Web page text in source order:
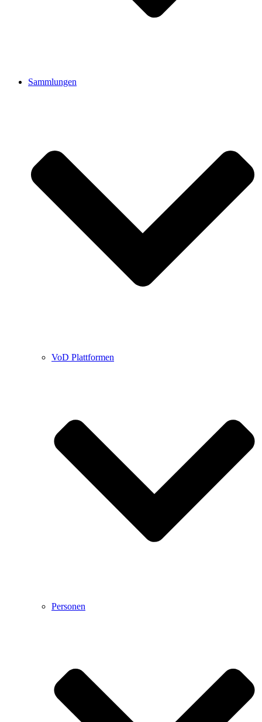
Sammlungen
VoD Plattformen
Personen